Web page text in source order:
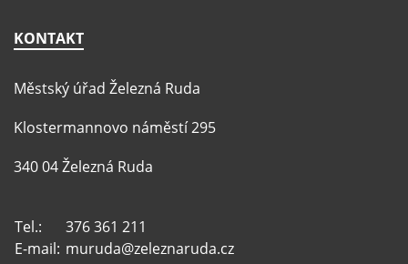
KONTAKT
Městský úřad Železná Ruda
Klostermannovo náměstí 295
340 04 Železná Ruda
Tel.:
376 361 211
E-mail: muruda@zeleznaruda.cz